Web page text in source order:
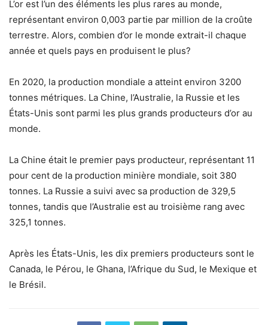
L’or est l’un des éléments les plus rares au monde,
représentant environ 0,003 partie par million de la croûte
terrestre. Alors, combien d’or le monde extrait-il chaque
année et quels pays en produisent le plus?
En 2020, la production mondiale a atteint environ 3200
tonnes métriques. La Chine, l’Australie, la Russie et les
États-Unis sont parmi les plus grands producteurs d’or au
monde.
La Chine était le premier pays producteur, représentant 11
pour cent de la production minière mondiale, soit 380
tonnes. La Russie a suivi avec sa production de 329,5
tonnes, tandis que l’Australie est au troisième rang avec
325,1 tonnes.
Après les États-Unis, les dix premiers producteurs sont le
Canada, le Pérou, le Ghana, l’Afrique du Sud, le Mexique et
le Brésil.